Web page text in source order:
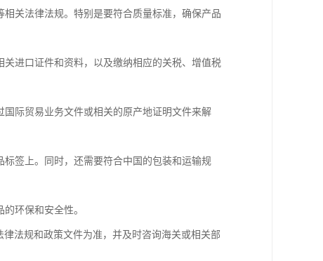
关法律法规。特别是要符合质量标准，确保产品
进口证件和资料，以及缴纳相应的关税、增值税
际贸易业务文件或相关的原产地证明文件来解
签上。同时，还需要符合中国的包装和运输规
环保和安全性。
法规和政策文件为准，并及时咨询海关或相关部